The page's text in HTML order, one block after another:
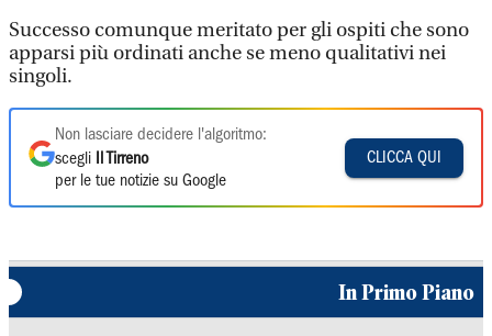
Successo comunque meritato per gli ospiti che sono
apparsi più ordinati anche se meno qualitativi nei
singoli.
Non lasciare decidere l'algoritmo:
scegli
Il Tirreno
per le tue notizie su Google
CLICCA QUI
In Primo Piano